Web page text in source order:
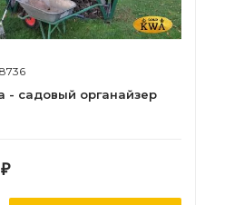
- садовый органайзер
₽